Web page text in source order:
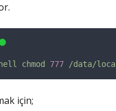
chmod 777 /data/
için;